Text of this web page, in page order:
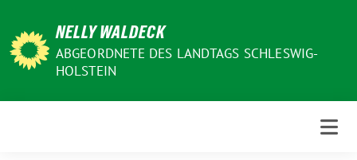
zum
Inhalt
NELLY WALDECK
ABGEORDNETE DES LANDTAGS SCHLESWIG-
HOLSTEIN